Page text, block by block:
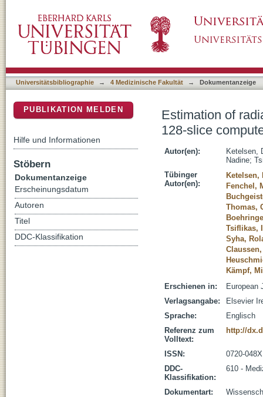
tomography coronary angiography
Universitätsbibliographie → 4 Medizinische Fakultät → Dokumentanzeige
Estimation of
128-slice
Autor(en):
Ketelsen,
Nadine;
Tübinger
Autor(en):
Ketelsen,
Fenchel,
Thomas,
Tsiflikas,
Syha,
Kämpf,
Erschienen in:
European
Verlagsangabe:
Elsevier
Sprache:
Englisch
Referenz zum
Volltext:
http://
ISSN:
0720-048X
DDC-
Klassifikation:
610 -
Dokumentart:
PUBLIKATION MELDEN
Hilfe und Informationen
Stöbern
Dokumentanzeige
Erscheinungsdatum
Autoren
Titel
DDC-Klassifikation